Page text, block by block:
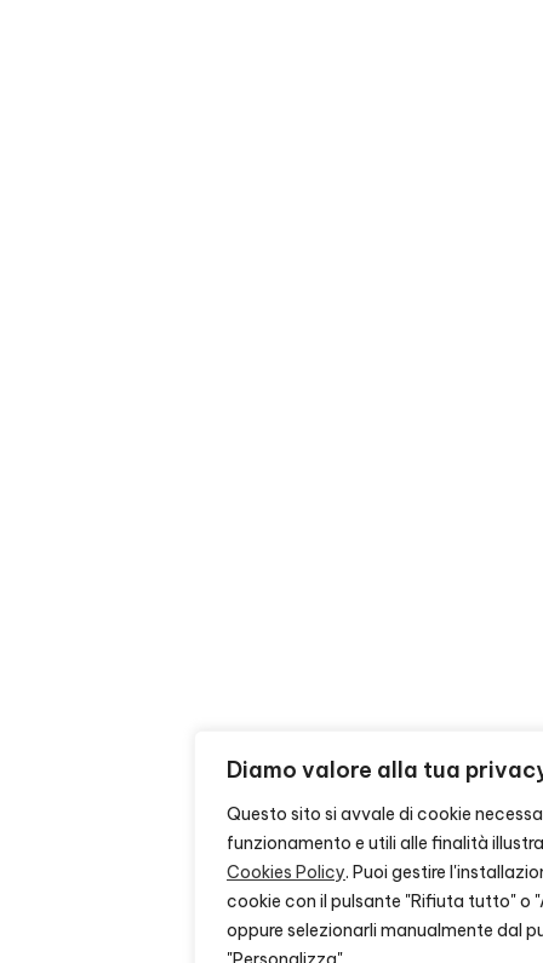
Diamo valore alla tua
Questo sito si avvale di cookie
funzionamento e utili alle finalità
Cookies Policy. Puoi gestire
cookie con il pulsante "Rifiuta tutto"
oppure selezionarli manualmente dal